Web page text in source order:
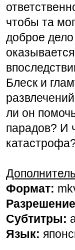
чтобы та
доброе
Блеск и
ли он
парадов? И
Формат:
Субтитры:
Язык: